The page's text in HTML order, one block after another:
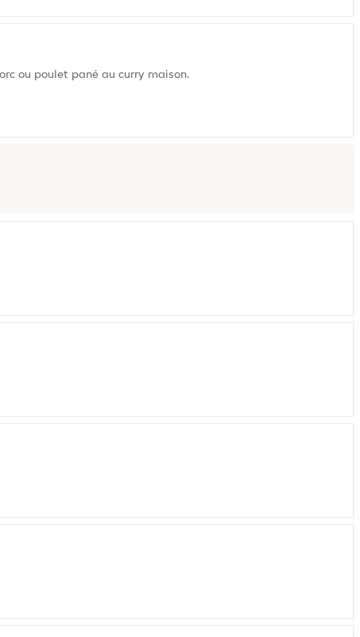
ou poulet pané au curry maison.